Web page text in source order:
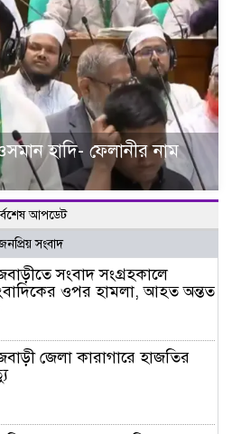
হাদি- ফেলানীর নাম
আপডেট
সংবাদ
সংবাদ সংগ্রহকালে
ওপর হামলা, আহত অন্তত
জেলা কারাগারে হাজতির